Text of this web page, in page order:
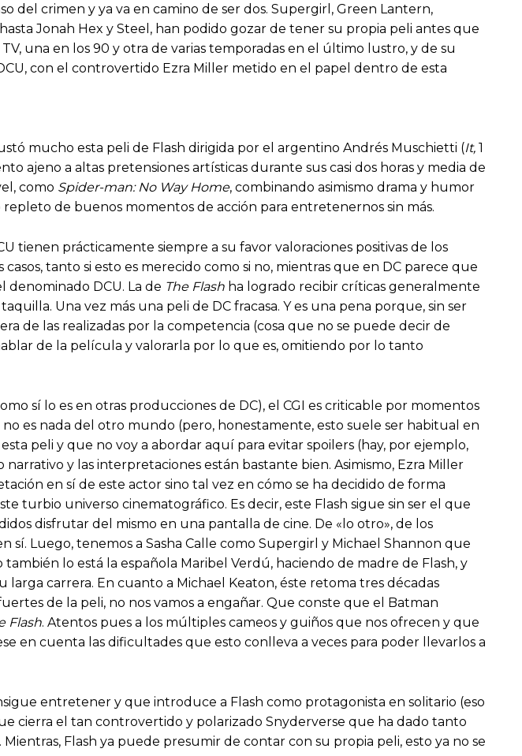
del crimen y ya va en camino de ser dos. Supergirl, Green Lantern,
Jonah Hex y Steel, han podido gozar de tener su propia peli antes que
una en los 90 y otra de varias temporadas en el último lustro, y de su
con el controvertido Ezra Miller metido en el papel dentro de esta
mucho esta peli de Flash dirigida por el argentino Andrés Muschietti (It, 1
ajeno a altas pretensiones artísticas durante sus casi dos horas y media de
como Spider-man: No Way Home, combinando asimismo drama y humor
de buenos momentos de acción para entretenernos sin más.
tienen prácticamente siempre a su favor valoraciones positivas de los
tanto si esto es merecido como si no, mientras que en DC parece que
denominado DCU. La de The Flash ha logrado recibir críticas generalmente
Una vez más una peli de DC fracasa. Y es una pena porque, sin ser
de las realizadas por la competencia (cosa que no se puede decir de
de la película y valorarla por lo que es, omitiendo por lo tanto
sí lo es en otras producciones de DC), el CGI es criticable por momentos
es nada del otro mundo (pero, honestamente, esto suele ser habitual en
peli y que no voy a abordar aquí para evitar spoilers (hay, por ejemplo,
y las interpretaciones están bastante bien. Asimismo, Ezra Miller
en sí de este actor sino tal vez en cómo se ha decidido de forma
turbio universo cinematográfico. Es decir, este Flash sigue sin ser el que
disfrutar del mismo en una pantalla de cine. De «lo otro», de los
sí. Luego, tenemos a Sasha Calle como Supergirl y Michael Shannon que
también lo está la española Maribel Verdú, haciendo de madre de Flash, y
carrera. En cuanto a Michael Keaton, éste retoma tres décadas
de la peli, no nos vamos a engañar. Que conste que el Batman
Flash. Atentos pues a los múltiples cameos y guiños que nos ofrecen y que
en cuenta las dificultades que esto conlleva a veces para poder llevarlos a
entretener y que introduce a Flash como protagonista en solitario (eso
cierra el tan controvertido y polarizado Snyderverse que ha dado tanto
Flash ya puede presumir de contar con su propia peli, esto ya no se